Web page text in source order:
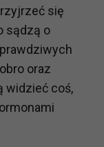
się
sądzą o
oraz
widzieć coś,